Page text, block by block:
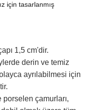
için tasarlanmış
1,5 cm'dir.
derin ve temiz
ayrılabilmesi için
porselen çamurları,